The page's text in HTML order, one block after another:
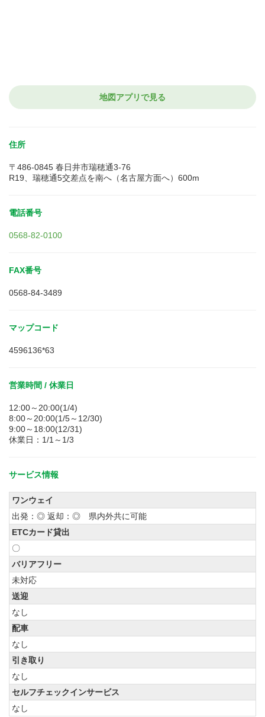
地図アプリで見る
住所
〒486-0845 春日井市瑞穂通3-76
R19、瑞穂通5交差点を南へ（名古屋方面へ）600m
電話番号
0568-82-0100
FAX番号
0568-84-3489
マップコード
4596136*63
営業時間 / 休業日
12:00～20:00(1/4)
8:00～20:00(1/5～12/30)
9:00～18:00(12/31)
休業日：1/1～1/3
サービス情報
ワンウェイ
出発：◎ 返却：◎ 県内外共に可能
ETCカード貸出
〇
バリアフリー
未対応
送迎
なし
配車
なし
引き取り
なし
セルフチェックインサービス
なし